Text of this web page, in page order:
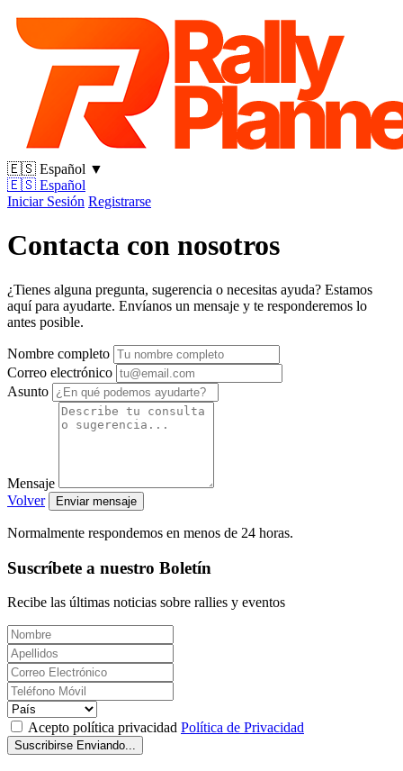
🇪🇸 Español ▼
🇪🇸 Español
Iniciar Sesión Registrarse
Contacta con nosotros
¿Tienes alguna pregunta, sugerencia o necesitas ayuda? Estamos
aquí para ayudarte. Envíanos un mensaje y te responderemos lo
antes posible.
Nombre completo
Correo electrónico
Asunto
Mensaje
Volver
Normalmente respondemos en menos de 24 horas.
Suscríbete a nuestro Boletín
Recibe las últimas noticias sobre rallies y eventos
Acepto política privacidad Política de Privacidad
Suscribirse Enviando...